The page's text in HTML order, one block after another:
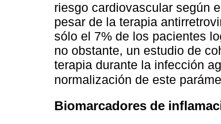
riesgo cardiovascular según
pesar de la terapia
sólo el 7% de los pacientes
no obstante, un estudio de
terapia durante la infección
normalización de este
Biomarcadores de